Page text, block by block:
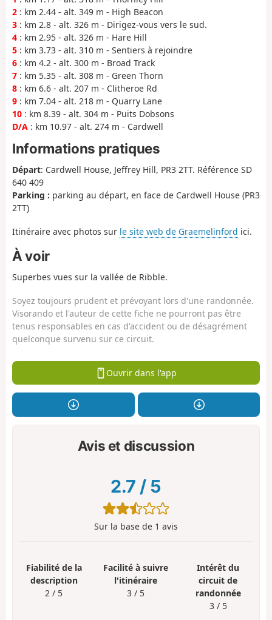
2 : km 2.44 - alt. 349 m - High Beacon
3 : km 2.8 - alt. 326 m - Dirigez-vous vers le sud.
4 : km 2.95 - alt. 326 m - Hare Hill
5 : km 3.73 - alt. 310 m - Sentiers à rejoindre
6 : km 4.2 - alt. 300 m - Broad Track
7 : km 5.35 - alt. 308 m - Green Thorn
8 : km 6.6 - alt. 207 m - Clitheroe Rd
9 : km 7.04 - alt. 218 m - Quarry Lane
10 : km 8.39 - alt. 304 m - Puits Dobsons
D/A : km 10.97 - alt. 274 m - Cardwell
Informations pratiques
Départ: Cardwell House, Jeffrey Hill, PR3 2TT. Référence SD
640 409
Parking : parking au départ, en face de Cardwell House (PR3
2TT)
Itinéraire avec photos sur le site web de Graemelinford ici.
À voir
Superbes vues sur la vallée de Ribble.
Soyez toujours prudent et prévoyant lors d'une randonnée.
Visorando et l'auteur de cette fiche ne pourront pas être
tenus responsables en cas d'accident ou de désagrément
quelconque survenu sur ce circuit.
Ouvrir dans l'app
Avis et discussion
2.7 / 5
Sur la base de 1 avis
Fiabilité de la
description
2 / 5
Facilité à suivre
l'itinéraire
3 / 5
Intérêt du
circuit de
randonnée
3 / 5